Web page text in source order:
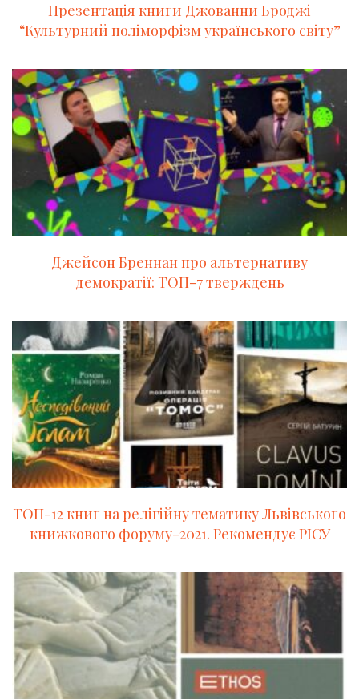
Презентація книги Джованни Броджі
“Культурний поліморфізм українського світу”
Джейсон Бреннан про альтернативу
демократії: ТОП-7 тверждень
ТОП-12 книг на релігійну тематику Львівського
книжкового форуму-2021. Рекомендує РІСУ